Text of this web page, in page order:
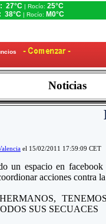
27°C | Rocío: 25°C
38°C | Rocío: M0°C
Noticias
el 15/02/2011 17:59:09 CET
un espacio en
acciones contra
SUS SECUACES